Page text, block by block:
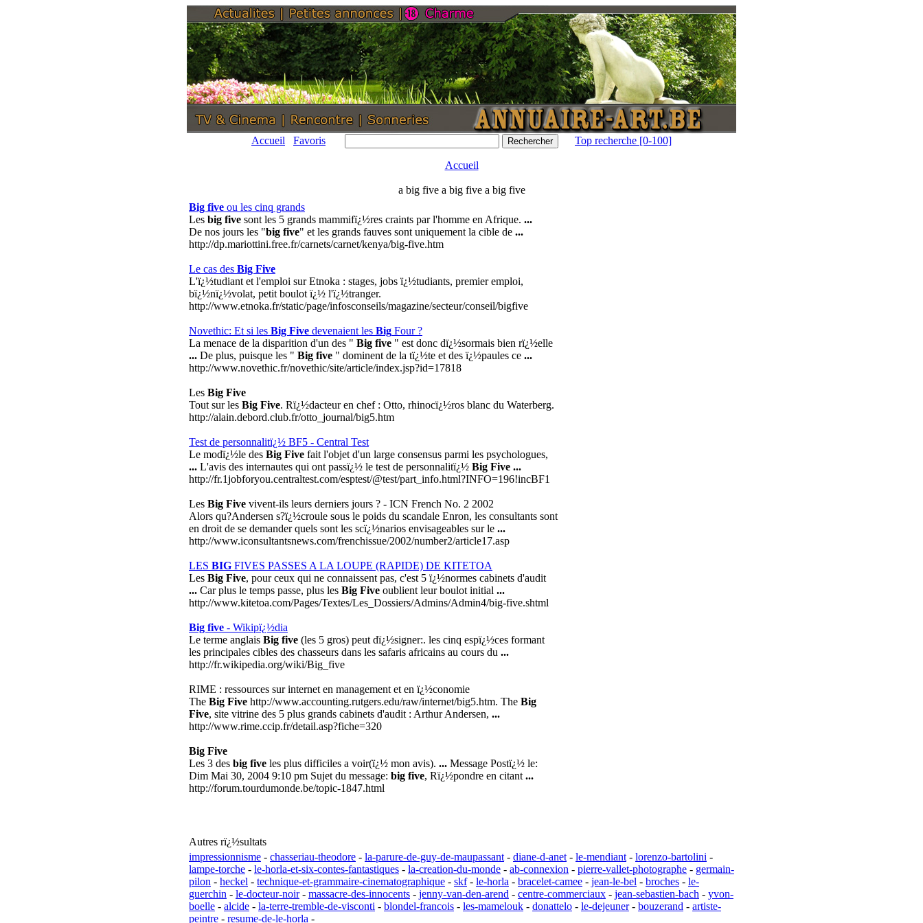
Accueil Favoris Top recherche [0-100]
Accueil
a big five a big five a big five
Big five ou les cinq grands
Les big five sont les 5 grands mammifï¿½res craints par l'homme en Afrique. ...
De nos jours les "big five" et les grands fauves sont uniquement la cible de ...
http://dp.mariottini.free.fr/carnets/carnet/kenya/big-five.htm
Le cas des Big Five
L'ï¿½tudiant et l'emploi sur Etnoka : stages, jobs ï¿½tudiants, premier emploi,
bï¿½nï¿½volat, petit boulot ï¿½ l'ï¿½tranger.
http://www.etnoka.fr/static/page/infosconseils/magazine/secteur/conseil/bigfive
Novethic: Et si les Big Five devenaient les Big Four ?
La menace de la disparition d'un des " Big five " est donc dï¿½sormais bien rï¿½elle
... De plus, puisque les " Big five " dominent de la tï¿½te et des ï¿½paules ce ...
http://www.novethic.fr/novethic/site/article/index.jsp?id=17818
Les Big Five
Tout sur les Big Five. Rï¿½dacteur en chef : Otto, rhinocï¿½ros blanc du Waterberg.
http://alain.debord.club.fr/otto_journal/big5.htm
Test de personnalitï¿½ BF5 - Central Test
Le modï¿½le des Big Five fait l'objet d'un large consensus parmi les psychologues,
... L'avis des internautes qui ont passï¿½ le test de personnalitï¿½ Big Five ...
http://fr.1jobforyou.centraltest.com/esptest/@test/part_info.html?INFO=196!incBF1
Les Big Five vivent-ils leurs derniers jours ? - ICN French No. 2 2002
Alors qu?Andersen s?ï¿½croule sous le poids du scandale Enron, les consultants sont
en droit de se demander quels sont les scï¿½narios envisageables sur le ...
http://www.iconsultantsnews.com/frenchissue/2002/number2/article17.asp
LES BIG FIVES PASSES A LA LOUPE (RAPIDE) DE KITETOA
Les Big Five, pour ceux qui ne connaissent pas, c'est 5 ï¿½normes cabinets d'audit
... Car plus le temps passe, plus les Big Five oublient leur boulot initial ...
http://www.kitetoa.com/Pages/Textes/Les_Dossiers/Admins/Admin4/big-five.shtml
Big five - Wikipï¿½dia
Le terme anglais Big five (les 5 gros) peut dï¿½signer:. les cinq espï¿½ces formant
les principales cibles des chasseurs dans les safaris africains au cours du ...
http://fr.wikipedia.org/wiki/Big_five
RIME : ressources sur internet en management et en ï¿½conomie
The Big Five http://www.accounting.rutgers.edu/raw/internet/big5.htm. The Big
Five, site vitrine des 5 plus grands cabinets d'audit : Arthur Andersen, ...
http://www.rime.ccip.fr/detail.asp?fiche=320
Big Five
Les 3 des big five les plus difficiles a voir(ï¿½ mon avis). ... Message Postï¿½ le:
Dim Mai 30, 2004 9:10 pm Sujet du message: big five, Rï¿½pondre en citant ...
http://forum.tourdumonde.be/topic-1847.html
Autres rï¿½sultats
impressionnisme - chasseriau-theodore - la-parure-de-guy-de-maupassant - diane-d-anet - le-mendiant - lorenzo-bartolini -
lampe-torche - le-horla-et-six-contes-fantastiques - la-creation-du-monde - ab-connexion - pierre-vallet-photographe - germain-
pilon - heckel - technique-et-grammaire-cinematographique - skf- le-horla - bracelet-camee - jean-le-bel - broches - le-
guerchin - le-docteur-noir- massacre-des-innocents - jenny-van-den-arend - centre-commerciaux - jean-sebastien-bach - yvon-
boelle - alcide - la-terre-tremble-de-visconti - blondel-francois - les-mamelouk - donattelo - le-dejeuner- bouzerand - artiste-
peintre - resume-de-le-horla -